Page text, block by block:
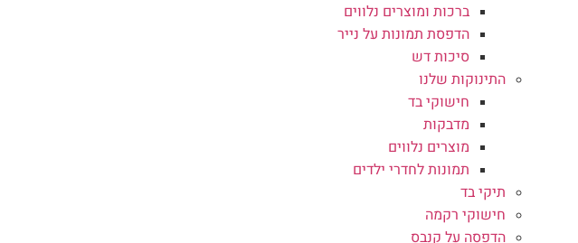
ברכות ומוצרים נלווים
הדפסת תמונות על נייר
סיכות דש
התינוקות שלנו
חישוקי בד
מדבקות
מוצרים נלווים
תמונות לחדרי ילדים
תיקי בד
חישוקי רקמה
הדפסה על קנבס